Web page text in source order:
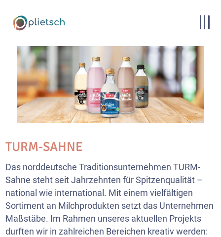
TURM-SAHNE
Das norddeutsche Traditionsunternehmen TURM-
Sahne steht seit Jahrzehnten für Spitzenqualität –
national wie international. Mit einem vielfältigen
Sortiment an Milchprodukten setzt das Unternehmen
Maßstäbe. Im Rahmen unseres aktuellen Projekts
durften wir in zahlreichen Bereichen kreativ werden: